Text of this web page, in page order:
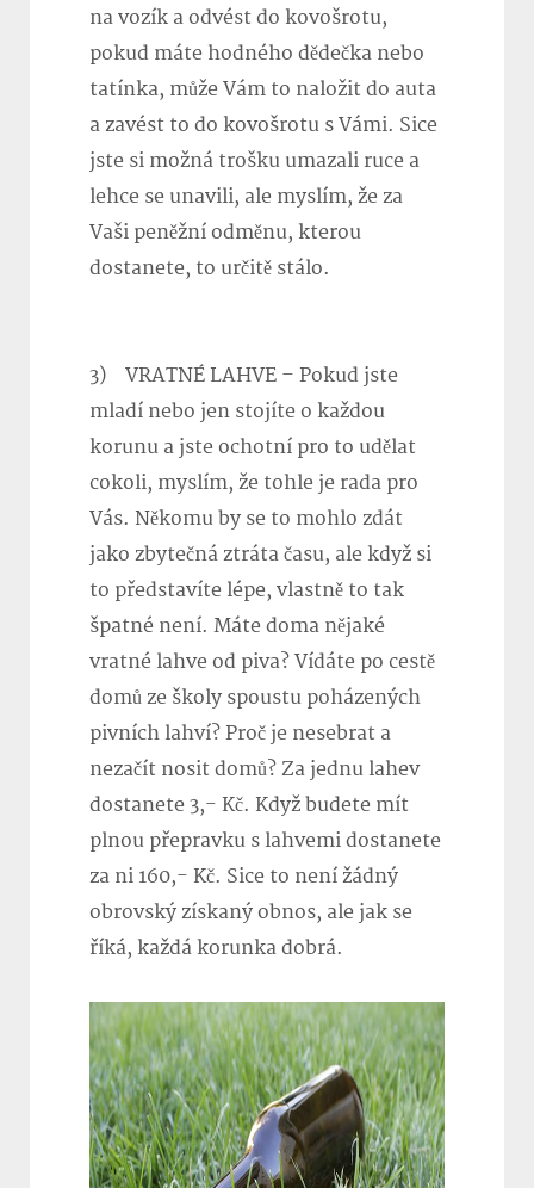
na vozík a odvést do kovošrotu,
pokud máte hodného dědečka nebo
tatínka, může Vám to naložit do auta
a zavést to do kovošrotu s Vámi. Sice
jste si možná trošku umazali ruce a
lehce se unavili, ale myslím, že za
Vaši peněžní odměnu, kterou
dostanete, to určitě stálo.
3) VRATNÉ LAHVE – Pokud jste
mladí nebo jen stojíte o každou
korunu a jste ochotní pro to udělat
cokoli, myslím, že tohle je rada pro
Vás. Někomu by se to mohlo zdát
jako zbytečná ztráta času, ale když si
to představíte lépe, vlastně to tak
špatné není. Máte doma nějaké
vratné lahve od piva? Vídáte po cestě
domů ze školy spoustu poházených
pivních lahví? Proč je nesebrat a
nezačít nosit domů? Za jednu lahev
dostanete 3,- Kč. Když budete mít
plnou přepravku s lahvemi dostanete
za ni 160,- Kč. Sice to není žádný
obrovský získaný obnos, ale jak se
říká, každá korunka dobrá.